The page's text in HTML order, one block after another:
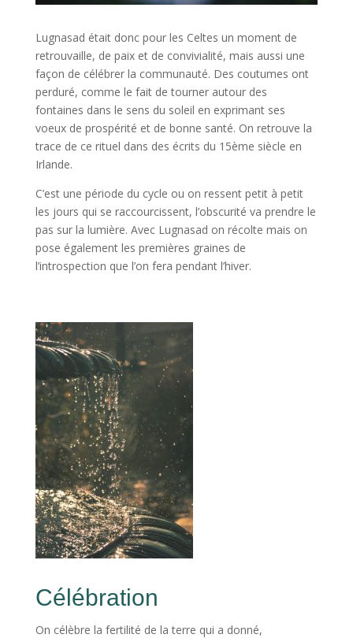
Lugnasad était donc pour les Celtes un moment de
retrouvaille, de paix et de convivialité, mais aussi une
façon de célébrer la communauté. Des coutumes ont
perduré, comme le fait de tourner autour des
fontaines dans le sens du soleil en exprimant ses
voeux de prospérité et de bonne santé. On retrouve la
trace de ce rituel dans des écrits du 15ème siècle en
Irlande.
C’est une période du cycle ou on ressent petit à petit
les jours qui se raccourcissent, l’obscurité va prendre le
pas sur la lumière. Avec Lugnasad on récolte mais on
pose également les premières graines de
l’introspection que l’on fera pendant l’hiver.
Célébration
On célèbre la fertilité de la terre qui a donné,